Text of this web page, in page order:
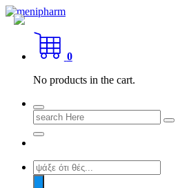
Skip
content
shop 2 easily
0
No products in the cart.
Search
for:
Products
search